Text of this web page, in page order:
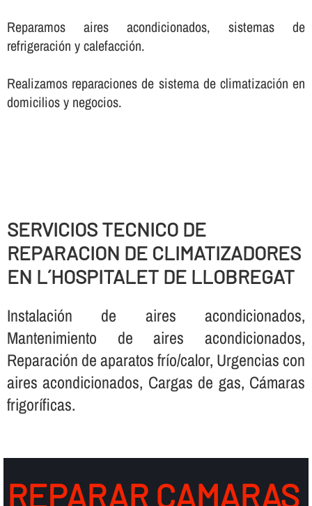
Reparamos aires acondicionados, sistemas de
refrigeración y calefacción.
Realizamos reparaciones de sistema de climatización en
domicilios y negocios.
SERVICIOS TECNICO DE
REPARACION DE CLIMATIZADORES
EN L´HOSPITALET DE LLOBREGAT
Instalación de aires acondicionados,
Mantenimiento de aires acondicionados,
Reparación de aparatos frí­o/calor, Urgencias con
aires acondicionados, Cargas de gas, Cámaras
frigorí­ficas.
REPARAR CAMARAS